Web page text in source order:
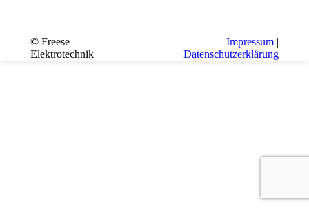
© Freese
Elektrotechnik
Impressum |
Datenschutzerklärung